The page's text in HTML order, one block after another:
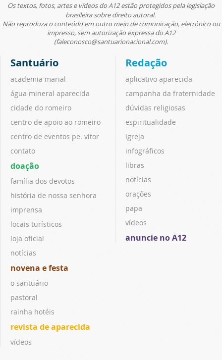
Os textos, fotos, artes e vídeos do A12 estão protegidos pela legislação
brasileira sobre direito autoral.
Não reproduza o conteúdo em outro meio de comunicação, eletrônico ou
impresso, sem autorização expressa do A12
(faleconosco@santuarionacional.com).
Santuário
academia marial
água mineral aparecida
cidade do romeiro
centro de apoio ao romeiro
centro de eventos pe. vitor
contato
doação
família dos devotos
história de nossa senhora
imprensa
locais turísticos
loja oficial
notícias
novena e festa
o santuário
pastoral
rainha hotéis
revista de aparecida
vídeos
Redação
aplicativo aparecida
campanha da fraternidade
dúvidas religiosas
espiritualidade
igreja
infográficos
libras
notícias
orações
papa
vídeos
anuncie no A12